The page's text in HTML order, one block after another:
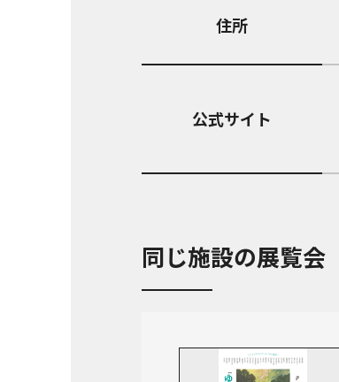
住所
公式サイト
同じ施設の展覧会